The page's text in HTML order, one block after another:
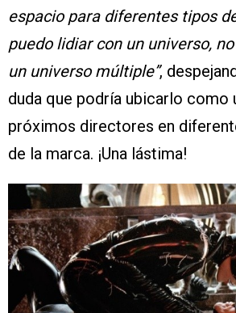
espacio para diferentes tipos
puedo lidiar con un universo,
un universo múltiple”,
duda que podría ubicarlo como
próximos directores en
de la marca. ¡Una lástima!